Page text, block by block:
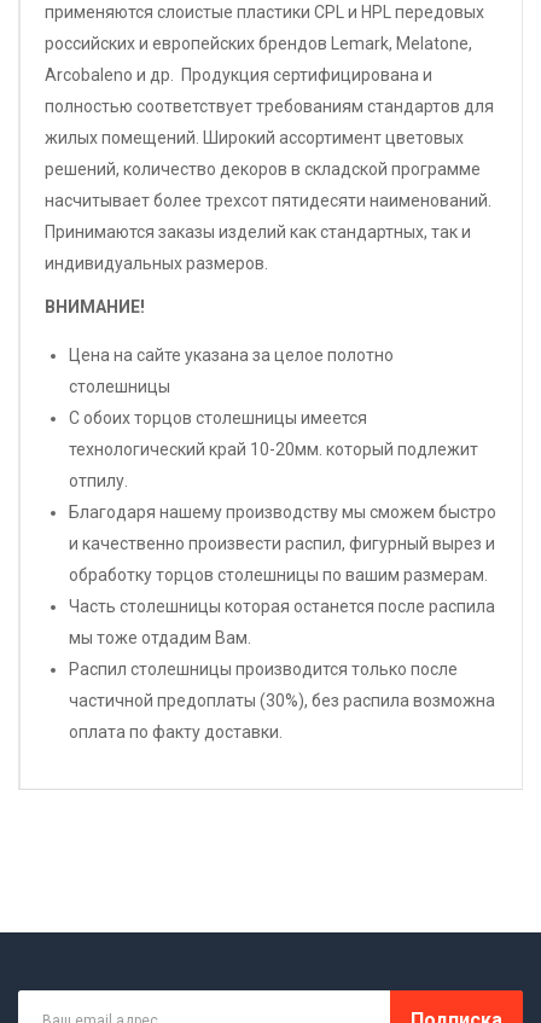
применяются слоистые пластики CPL и HPL передовых
российских и европейских брендов Lemark, Melatone,
Arcobaleno и др. Продукция сертифицирована и
полностью соответствует требованиям стандартов для
жилых помещений. Широкий ассортимент цветовых
решений, количество декоров в складской программе
насчитывает более трехсот пятидесяти наименований.
Принимаются заказы изделий как стандартных, так и
индивидуальных размеров.
ВНИМАНИЕ!
Цена на сайте указана за целое полотно
столешницы
С обоих торцов столешницы имеется
технологический край 10-20мм. который подлежит
отпилу.
Благодаря нашему производству мы сможем быстро
и качественно произвести распил, фигурный вырез и
обработку торцов столешницы по вашим размерам.
Часть столешницы которая останется после распила
мы тоже отдадим Вам.
Распил столешницы производится только после
частичной предоплаты (30%), без распила возможна
оплата по факту доставки.